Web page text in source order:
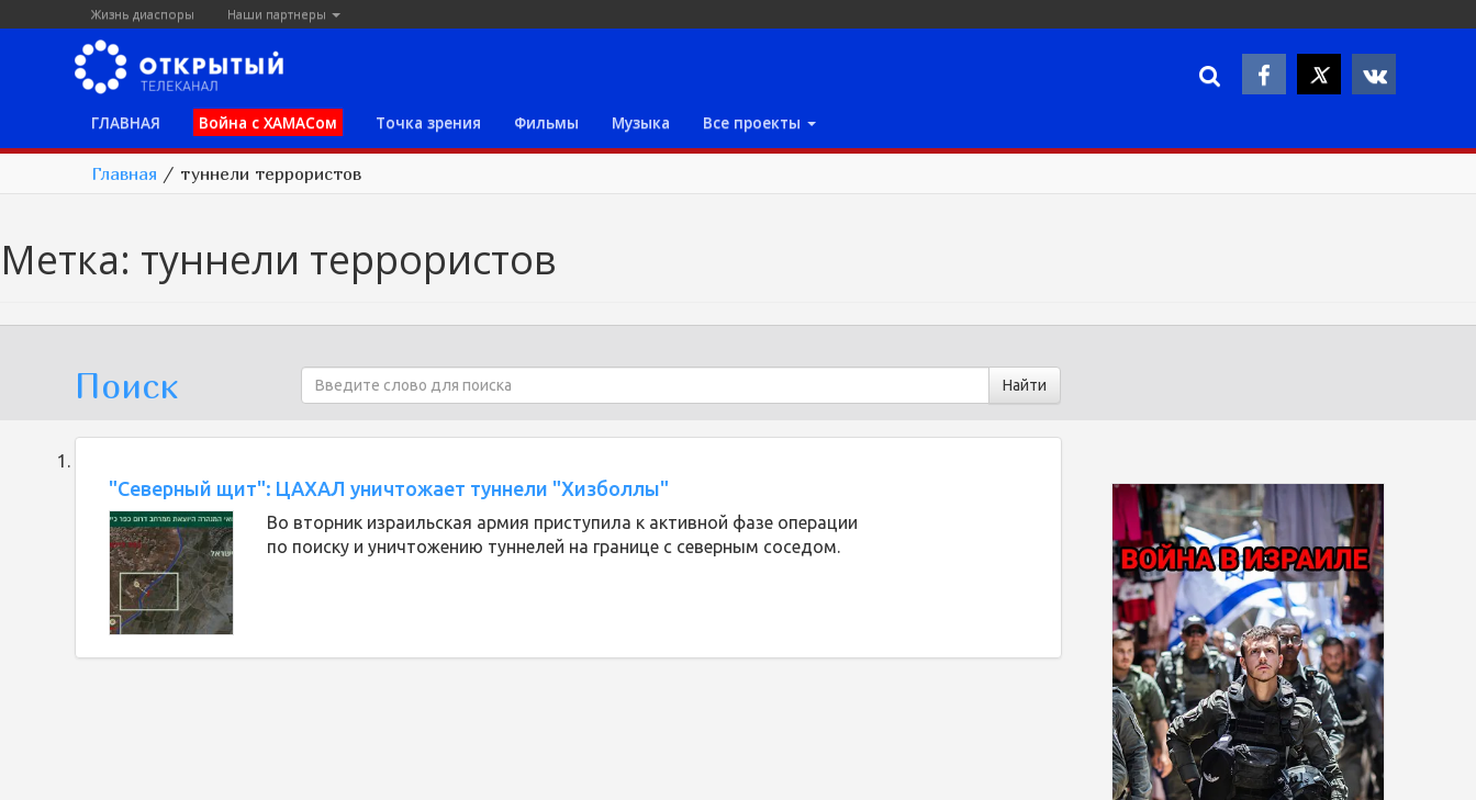
Жизнь диаспоры Наши партнеры
ГЛАВНАЯ Война с ХАМАСом Точка зрения Фильмы Музыка Все проекты
Главная / туннели террористов
Метка: туннели террористов
Поиск
"Северный щит": ЦАХАЛ уничтожает туннели "Хизболлы"
Во вторник израильская армия приступила к активной фазе операции
по поиску и уничтожению туннелей на границе с северным соседом.